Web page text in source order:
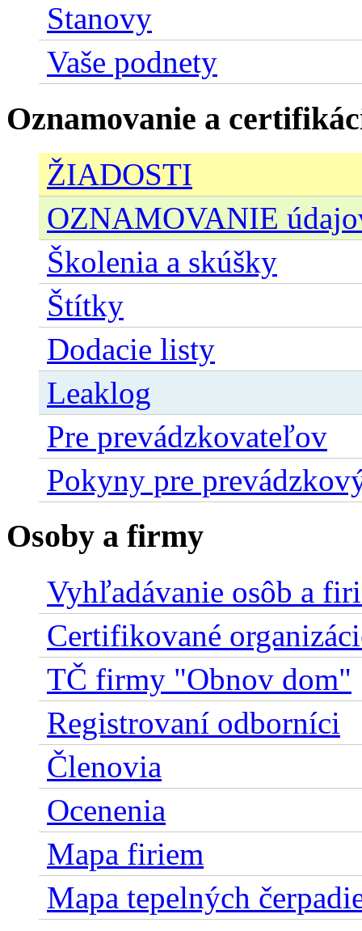
Stanovy
Vaše podnety
Oznamovanie a
ŽIADOSTI
OZNAMOVANIE
Školenia a skúšky
Štítky
Dodacie listy
Leaklog
Pre prevádzkovateľov
Pokyny pre
Osoby a firmy
Vyhľadávanie osôb a
Certifikované
TČ firmy "Obnov dom"
Registrovaní odborníci
Členovia
Ocenenia
Mapa firiem
Mapa tepelných